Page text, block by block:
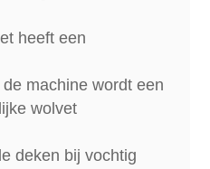
heeft een
machine wordt een
wolvet
deken bij vochtig